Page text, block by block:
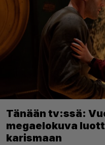
Tänään tv:ssä:
megaelokuva
karismaan